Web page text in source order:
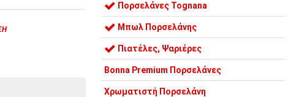
Πορσελάνες Tognana
Μπωλ Πορσελάνης
Πιατέλες, Ψαριέρες
Bonna Premium Πορσελάνες
Χρωματιστή Πορσελάνη